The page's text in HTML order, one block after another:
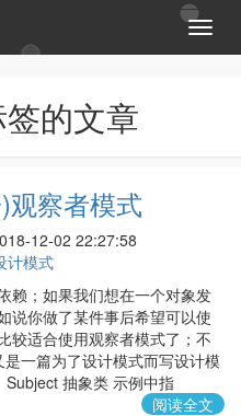
T
o
t
i
o
n
的文章
观察者模式
12-02 22:27:58
计模式
赖；如果我们想在一个对象发
说你做了某件事后希望可以使
较适合使用观察者模式了；不
一篇为了设计模式而写设计模
抽象类 示例中指
阅读全文